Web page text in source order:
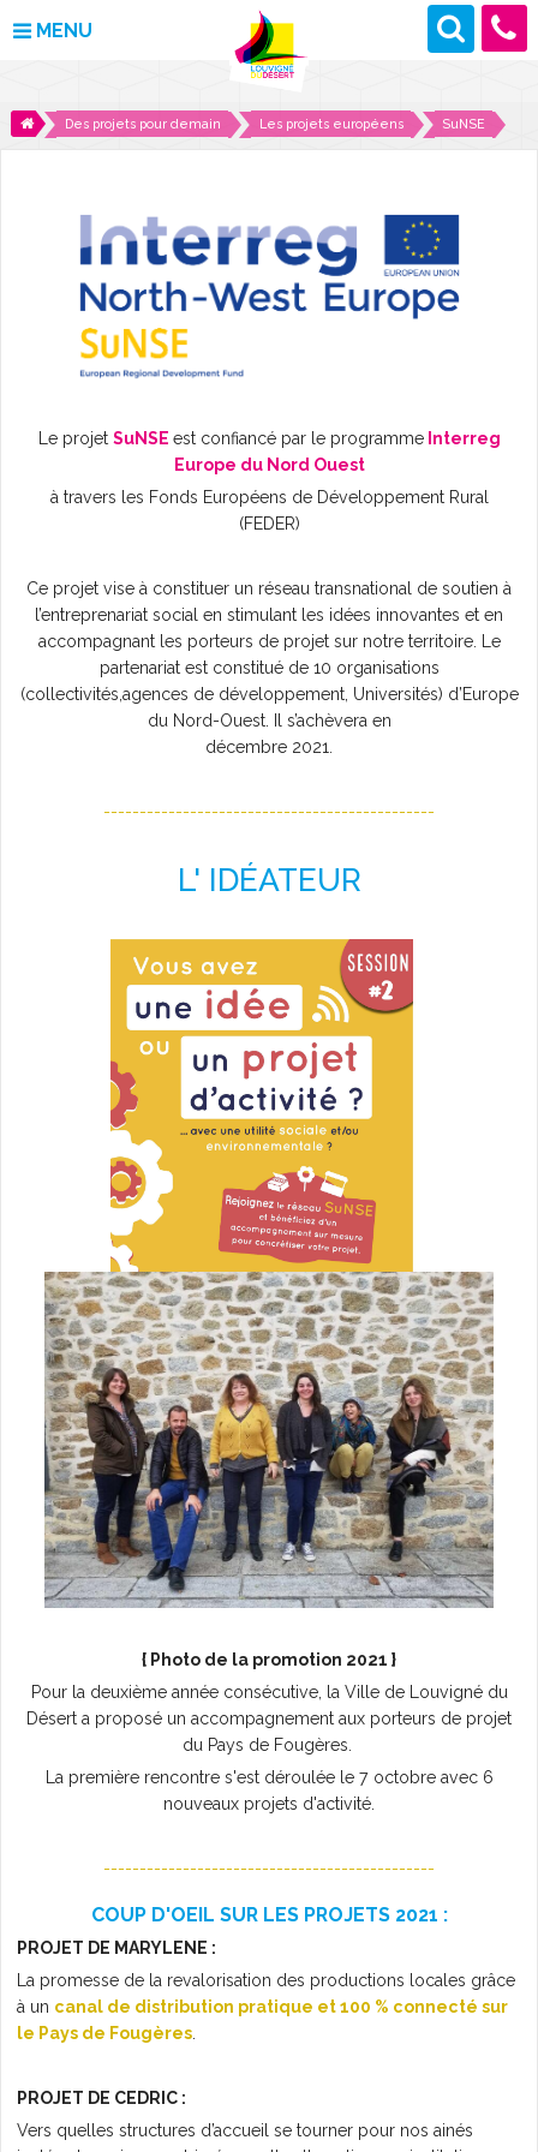
MENU
MAIRIE
DÉCOUVRIR LOUVIGNÉ
CULTURE ET LOISIRS
ENFANCE ET JEUNESSE
L'AGENDA
Des projets pour demain Les projets européens SuNSE
Le projet SuNSE est confiancé par le programmeInterreg
Europe du Nord Ouest
à travers les Fonds Européens de Développement Rural
(FEDER)
Ce projet vise à constituer un réseau transnational de soutien à
l’entreprenariat social en stimulant les idées innovantes et en
accompagnant les porteurs de projet sur notre territoire. Le
partenariat est constitué de 10 organisations
(collectivités,agences de développement, Universités) d’Europe
du Nord-Ouest. Il s’achèvera en
décembre 2021.
----------------------------------------------
L' IDÉATEUR
{ Photo de la promotion 2021 }
Pour la deuxième année consécutive, la Ville de Louvigné du
Désert a proposé un accompagnement aux porteurs de projet
du Pays de Fougères.
La première rencontre s'est déroulée le 7 octobre avec 6
nouveaux projets d'activité.
----------------------------------------------
COUP D'OEIL SUR LES PROJETS 2021 :
PROJET DE MARYLENE :
La promesse de la revalorisation des productions locales grâce
à un canal de distribution pratique et 100 % connecté sur
le Pays de Fougères
PROJET DE CEDRIC :
Vers quelles structures d’accueil se tourner pour nos ainés